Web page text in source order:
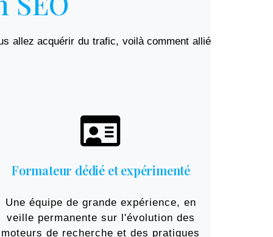
allez acquérir du trafic, voilà comment allié
Formateur dédié et expérimenté​
Une équipe de grande expérience, en
veille permanente sur l'évolution des
moteurs de recherche et des pratiques